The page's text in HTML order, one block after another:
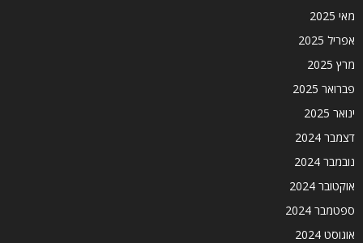
מאי 2025
אפריל 2025
מרץ 2025
פברואר 2025
ינואר 2025
דצמבר 2024
נובמבר 2024
אוקטובר 2024
ספטמבר 2024
אוגוסט 2024